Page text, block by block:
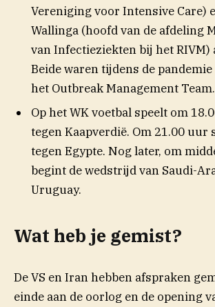
Vereniging voor Intensive Care)
Wallinga (hoofd van de afdeling
van Infectieziekten bij het RIVM)
Beide waren tijdens de
het Outbreak Management Team.
Op het WK voetbal speelt om
tegen Kaapverdië. Om 21.00 uur
tegen Egypte. Nog later, om
begint de wedstrijd van Saudi-
Uruguay.
Wat heb je gemist?
De VS en Iran hebben afspraken
einde aan de oorlog en de opening